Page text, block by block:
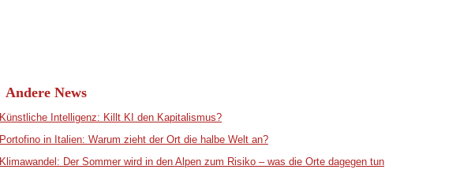
Andere News
Künstliche Intelligenz: Killt KI den Kapitalismus?
Portofino in Italien: Warum zieht der Ort die halbe Welt an?
Klimawandel: Der Sommer wird in den Alpen zum Risiko – was die Orte dagegen tun